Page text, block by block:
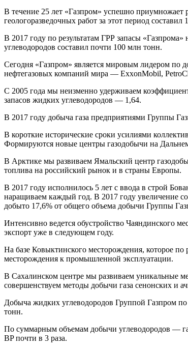
В течение 25 лет «Газпром» успешно приумножает
геологоразведочных работ за этот период составил
В 2017 году по результатам ГРР запасы
углеводородов составил почти 100 млн тонн.
Сегодня «Газпром» является мировым лидером по
нефтегазовых компаний мира — ExxonMobil,
С 2005 года мы неизменно удерживаем
запасов жидких углеводородов — 1,64.
В 2017 году добыча газа предприятиями Группы
В короткие исторические сроки усилиями
Формируются новые центры газодобычи на
В Арктике мы развиваем Ямальский центр
топлива на российский рынок и в страны Европы.
В 2017 году исполнилось 5 лет с ввода в строй
наращиваем каждый год. В 2017 году увеличение
добыто 17,6% от общего объема добычи Группы
Интенсивно ведется обустройство Чаяндинского
экспорт уже в следующем году.
На базе Ковыктинского месторождения, которое
месторождения к промышленной эксплуатации.
В Сахалинском центре мы развиваем уникальные
совершенствуем методы добычи газа сенонских и
Добыча жидких углеводородов Группой Газпром
тонн.
По суммарным объемам добычи углеводородов —
BP почти в 3 раза.